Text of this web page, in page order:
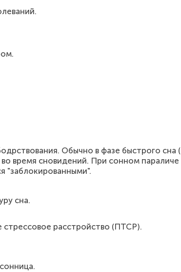
Обычно в фазе быстрого сна
время сновидений. При сонном
"заблокированными".
сна.
расстройство (ПТСР).